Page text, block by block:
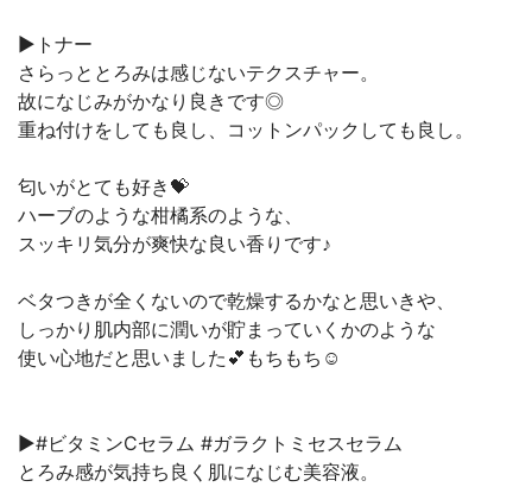
▶︎トナー
さらっととろみは感じないテクスチャー。
故になじみがかなり良きです◎
重ね付けをしても良し、コットンパックしても良し。
匂いがとても好き💝
ハーブのような柑橘系のような、
スッキリ気分が爽快な良い香りです♪
ベタつきが全くないので乾燥するかなと思いきや、
しっかり肌内部に潤いが貯まっていくかのような
使い心地だと思いました💕もちもち☺️
▶︎#ビタミンCセラム #ガラクトミセスセラム
とろみ感が気持ち良く肌になじむ美容液。